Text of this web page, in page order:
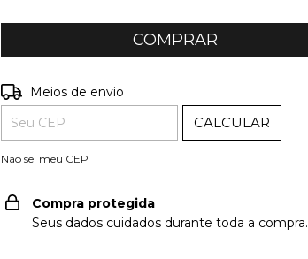
Entregas para o CEP:
Meios de envio
CALCULAR
Não sei meu CEP
Compra protegida
Seus dados cuidados durante toda a compra.